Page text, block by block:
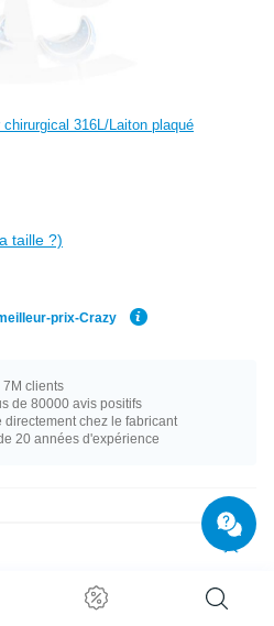
chirurgical 316L/Laiton plaqué
taille ?)
prix-Crazy
7M clients
de 80000 avis positifs
directement chez le fabricant
20 années d'expérience
toi dans les diamètres 8 mm et 22
le tien maintenant !